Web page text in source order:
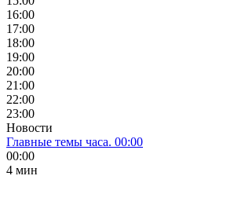
16:00
17:00
18:00
19:00
20:00
21:00
22:00
23:00
Новости
Главные темы часа. 00:00
00:00
4 мин